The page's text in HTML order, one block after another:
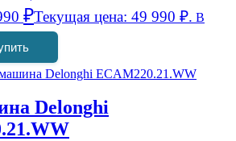
₽Текущая цена: 49 990 ₽. В
Delonghi